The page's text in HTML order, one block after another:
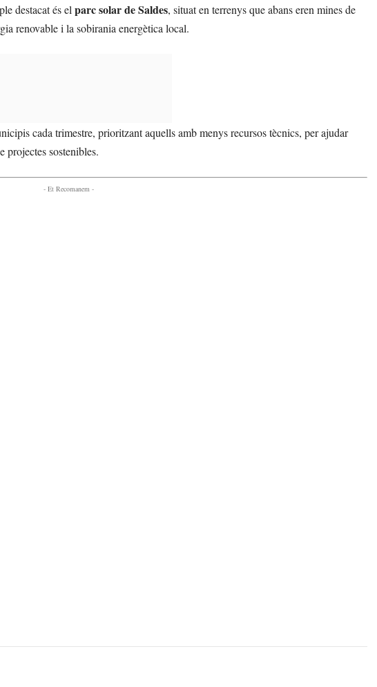
destacat és elparc solar de Saldes, situat en terrenys que abans eren mines de
renovable i la sobirania energètica local.
cada trimestre, prioritzant aquells amb menys recursos tècnics, per ajudar
projectes sostenibles.
- Et Recomanem -